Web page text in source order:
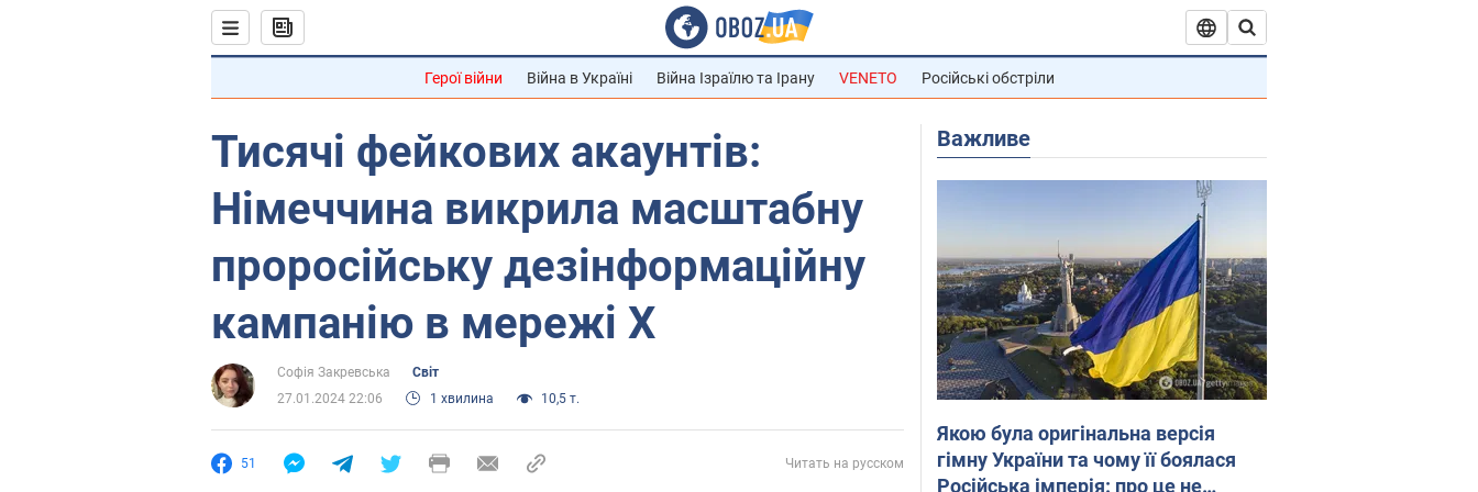
Герої війни Війна в Україні Війна Ізраїлю та Ірану VENETO Російські обстріли
Тисячі фейкових акаунтів:
Німеччина викрила масштабну
проросійську дезінформаційну
кампанію в мережі Х
Софія Закревська
Світ
27.01.2024 22:06
1 хвилина 10,5 т.
51 Читать на русском
Важливе
Якою була оригінальна версія
гімну України та чому її боялася
Російська імперія: про це не